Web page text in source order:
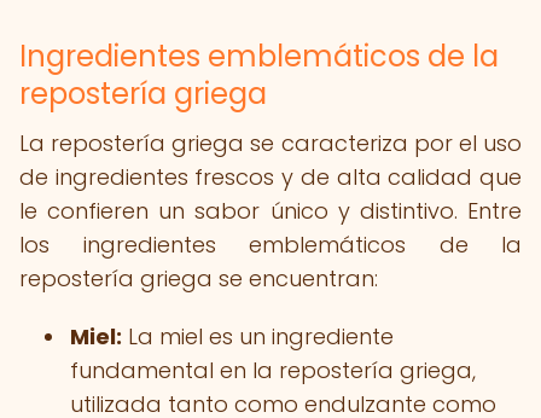
Ingredientes emblemáticos de la
repostería griega
La repostería griega se caracteriza por el uso
de ingredientes frescos y de alta calidad que
le confieren un sabor único y distintivo. Entre
los ingredientes emblemáticos de la
repostería griega se encuentran:
Miel: La miel es un ingrediente
fundamental en la repostería griega,
utilizada tanto como endulzante como